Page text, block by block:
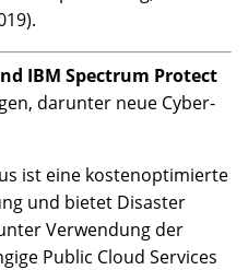
IBM Spectrum Protect
darunter neue Cyber-
ist eine kostenoptimierte
und bietet Disaster
Verwendung der
Public Cloud Services